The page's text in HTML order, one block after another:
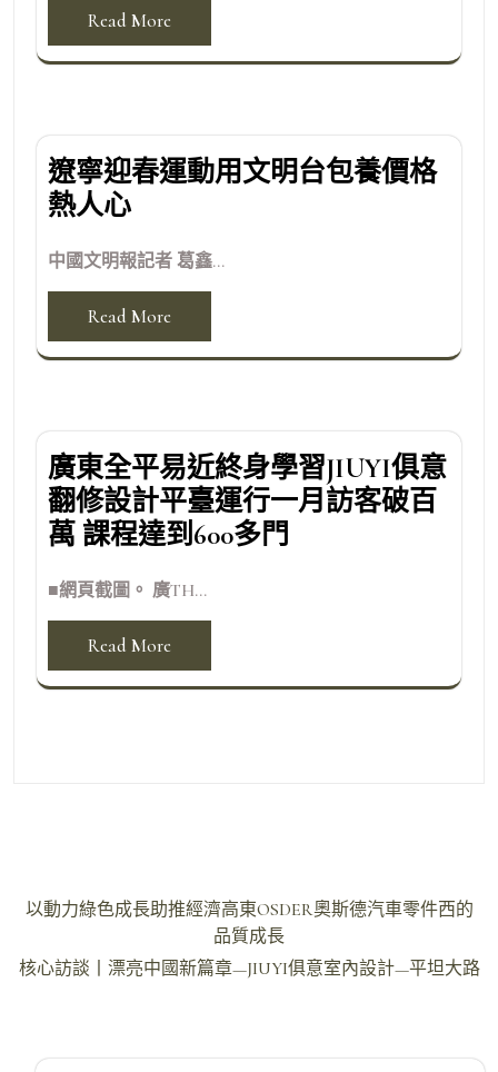
Read More
遼寧迎春運動用文明台包養價格
熱人心
中國文明報記者 葛鑫...
Read More
廣東全平易近終身學習JIUYI俱意
翻修設計平臺運行一月訪客破百
萬 課程達到600多門
■網頁截圖。 廣TH...
Read More
文
導
以動力綠色成長助推經濟高東OSDER奧斯德汽車零件西的
品質成長
核心訪談丨漂亮中國新篇章—JIUYI俱意室內設計—平坦大路